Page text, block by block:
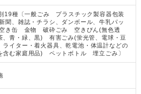
19種〔一般ごみ プラスチック製容器包装
聞、雑誌・チラシ、ダンボール、牛乳パッ
き缶 金物 破砕ごみ 空きびん(無色透
、青・緑、黒) 有害ごみ(蛍光管、電球・豆
ライター・着火器具、乾電池・体温計などの
含む家庭用品) ペットボトル 埋立ごみ〕